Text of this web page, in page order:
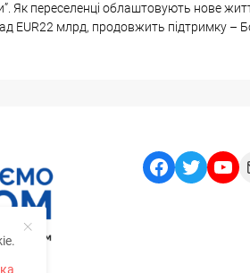
Як переселенці облаштовують нове
EUR22 млрд, продовжить підтримку –
Facebook
Twitter